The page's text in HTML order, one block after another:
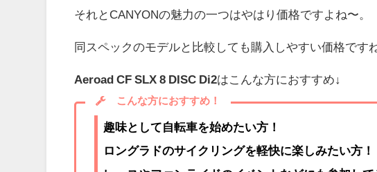
それとCANYONの魅力の一つはやはり価格ですよね〜。
同スペックのモデルと比較しても購入しやすい価格ですね
Aeroad CF SLX 8 DISC Di2はこんな方におすすめ↓
こんな方におすすめ！
趣味として自転車を始めたい方！
ロングラドのサイクリングを軽快に楽しみたい方！